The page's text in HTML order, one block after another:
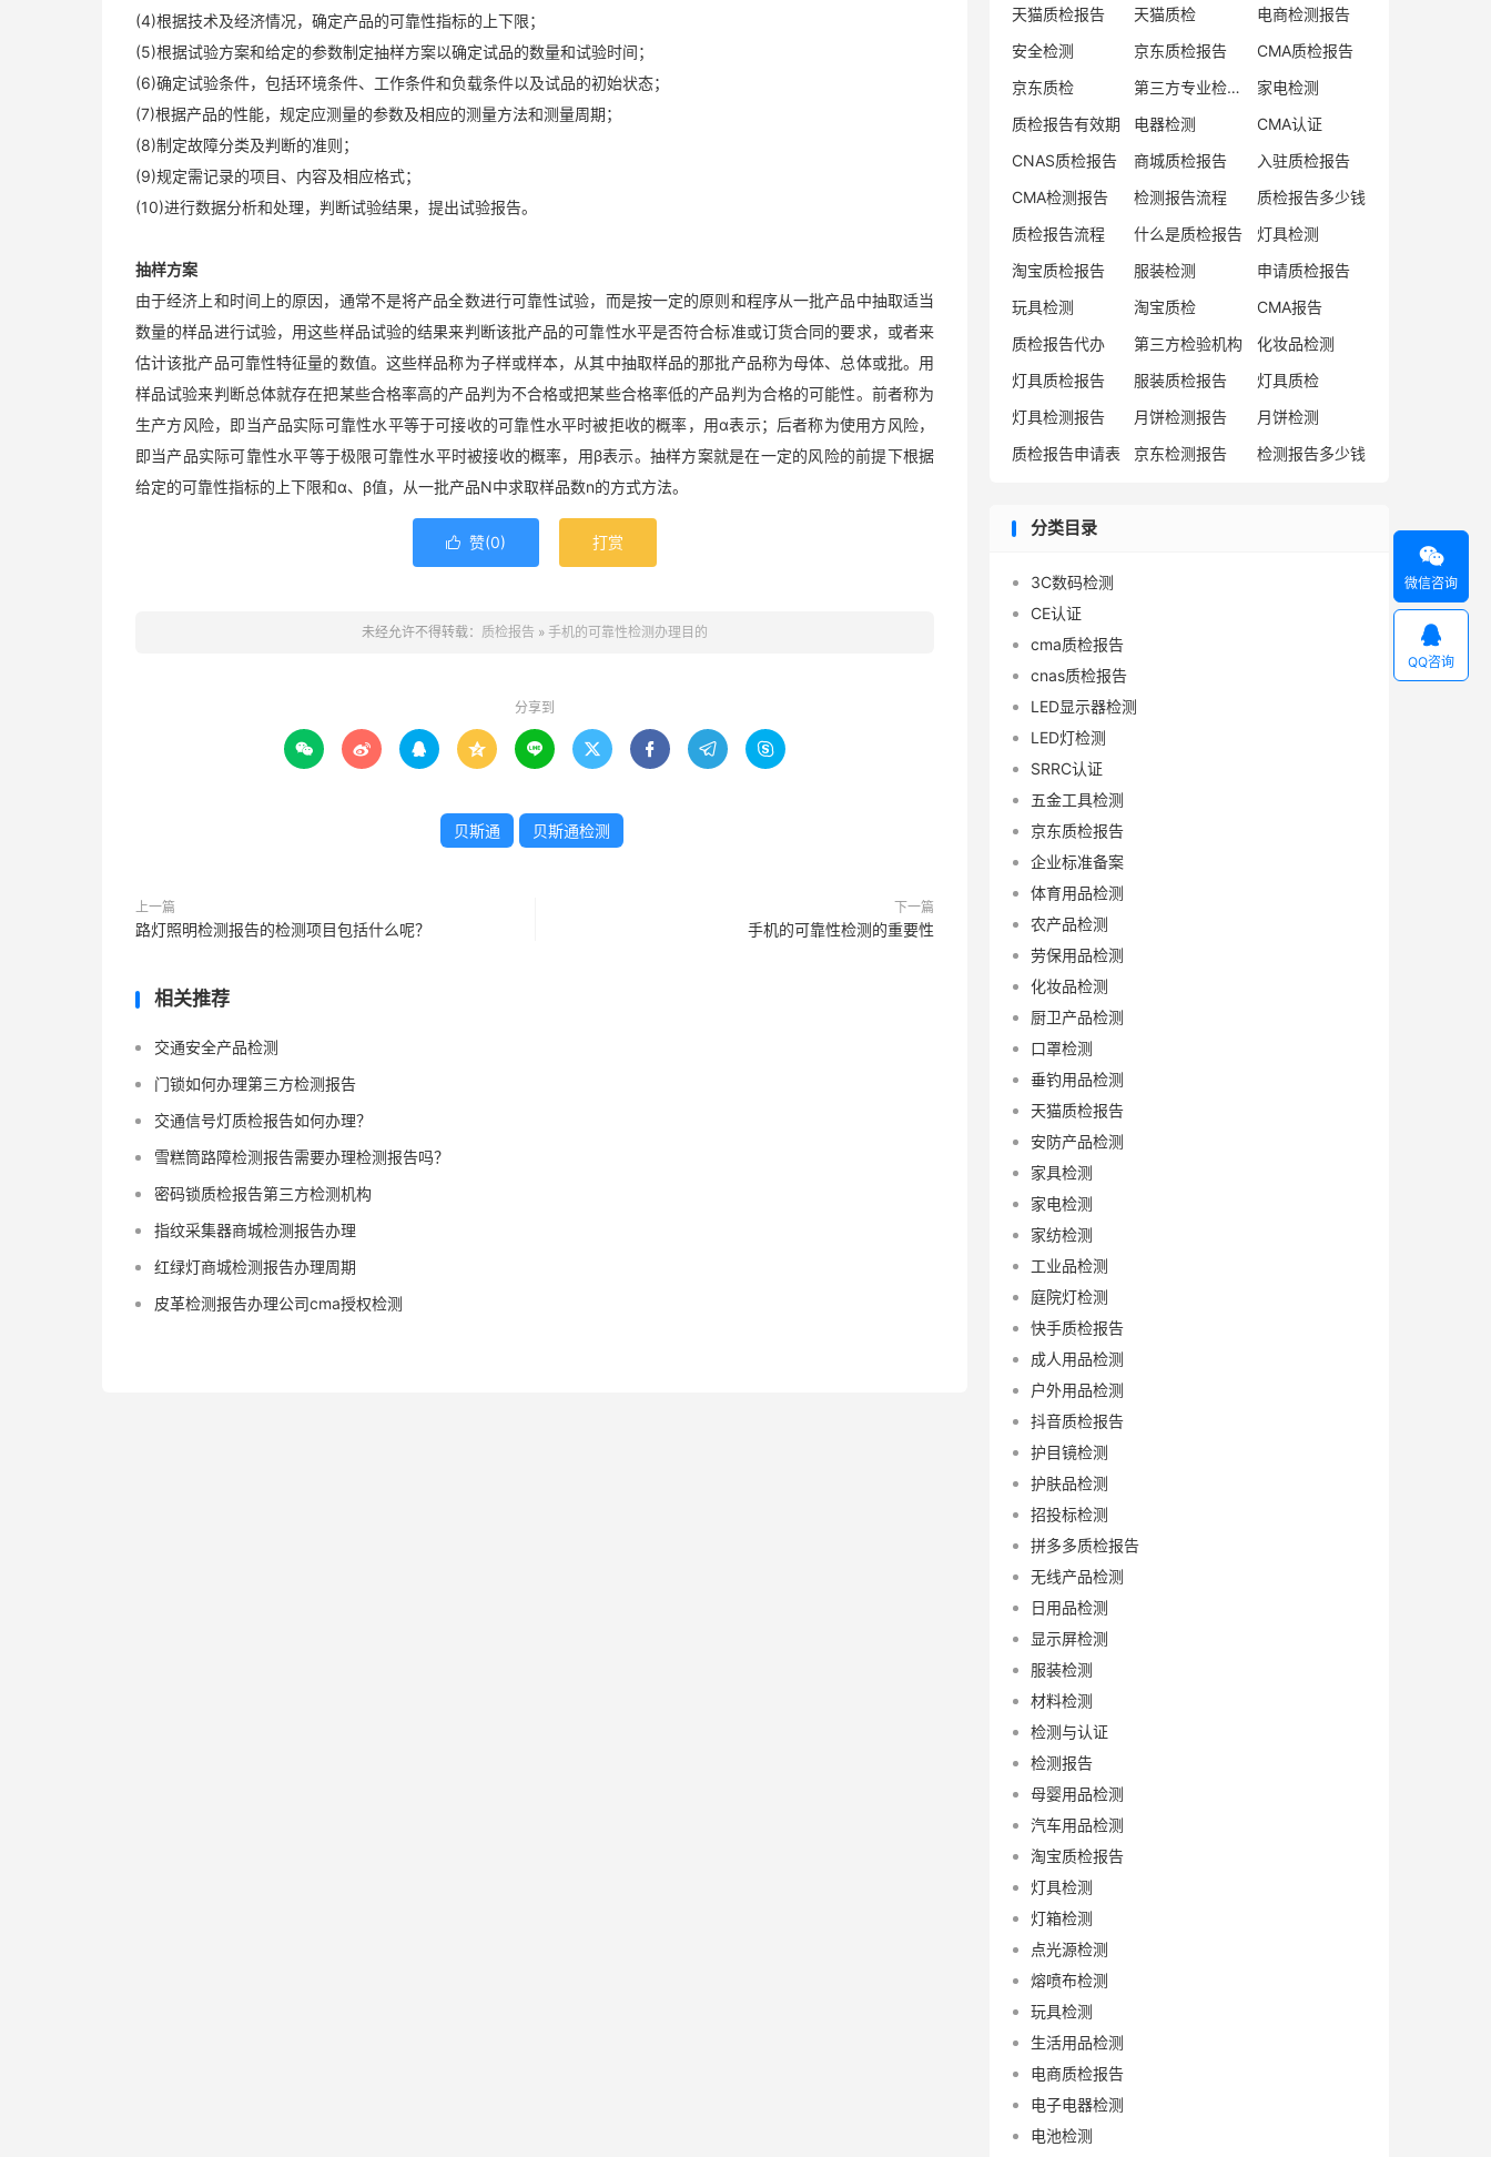
(4)根据技术及经济情况，确定产品的可靠性指标的上下限；
(5)根据试验方案和给定的参数制定抽样方案以确定试品的数量和试验时间；
(6)确定试验条件，包括环境条件、工作条件和负载条件以及试品的初始状态；
(7)根据产品的性能，规定应测量的参数及相应的测量方法和测量周期；
(8)制定故障分类及判断的准则；
(9)规定需记录的项目、内容及相应格式；
(10)进行数据分析和处理，判断试验结果，提出试验报告。
抽样方案
由于经济上和时间上的原因，通常不是将产品全数进行可靠性试验，而是按一定的原则和程序从一批产品中抽取适当
数量的样品进行试验，用这些样品试验的结果来判断该批产品的可靠性水平是否符合标准或订货合同的要求，或者来
估计该批产品可靠性特征量的数值。这些样品称为子样或样本，从其中抽取样品的那批产品称为母体、总体或批。用
样品试验来判断总体就存在把某些合格率高的产品判为不合格或把某些合格率低的产品判为合格的可能性。前者称为
生产方风险，即当产品实际可靠性水平等于可接收的可靠性水平时被拒收的概率，用α表示；后者称为使用方风险，
即当产品实际可靠性水平等于极限可靠性水平时被接收的概率，用β表示。抽样方案就是在一定的风险的前提下根据
给定的可靠性指标的上下限和α、β值，从一批产品N中求取样品数n的方式方法。
 赞(0) 打赏
未经允许不得转载： 质检报告 » 手机的可靠性检测办理目的
分享到
        
贝斯通 贝斯通检测
上一篇
路灯照明检测报告的检测项目包括什么呢？
下一篇
手机的可靠性检测的重要性
相关推荐
交通安全产品检测
门锁如何办理第三方检测报告
交通信号灯质检报告如何办理？
雪糕筒路障检测报告需要办理检测报告吗？
密码锁质检报告第三方检测机构
指纹采集器商城检测报告办理
红绿灯商城检测报告办理周期
皮革检测报告办理公司cma授权检测
天猫质检报告
天猫质检
电商检测报告
安全检测
京东质检报告
CMA质检报告
京东质检
第三方专业检验机构
家电检测
质检报告有效期
电器检测
CMA认证
CNAS质检报告
商城质检报告
入驻质检报告
CMA检测报告
检测报告流程
质检报告多少钱
质检报告流程
什么是质检报告
灯具检测
淘宝质检报告
服装检测
申请质检报告
玩具检测
淘宝质检
CMA报告
质检报告代办
第三方检验机构
化妆品检测
灯具质检报告
服装质检报告
灯具质检
灯具检测报告
月饼检测报告
月饼检测
质检报告申请表
京东检测报告 检测报告多少钱
分类目录
3C数码检测
CE认证
cma质检报告
cnas质检报告
LED显示器检测
LED灯检测
SRRC认证
五金工具检测
京东质检报告
企业标准备案
体育用品检测
农产品检测
劳保用品检测
化妆品检测
厨卫产品检测
口罩检测
垂钓用品检测
天猫质检报告
安防产品检测
家具检测
家电检测
家纺检测
工业品检测
庭院灯检测
快手质检报告
成人用品检测
户外用品检测
抖音质检报告
护目镜检测
护肤品检测
招投标检测
拼多多质检报告
无线产品检测
日用品检测
显示屏检测
服装检测
材料检测
检测与认证
检测报告
母婴用品检测
汽车用品检测
淘宝质检报告
灯具检测
灯箱检测
点光源检测
熔喷布检测
玩具检测
生活用品检测
电商质检报告
电子电器检测
电池检测

微信咨询

QQ咨询